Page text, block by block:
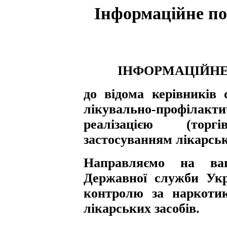
Інформаційне
до відома керівників
лікувально-
реалізацією
застосуванням
Направляємо на
Державної служби
контролю за
лікарських засобів.